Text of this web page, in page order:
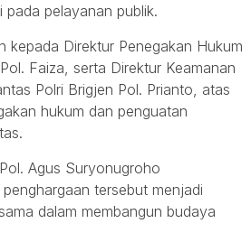
pelayanan publik.
kepada Direktur Penegakan Hukum
Faiza, serta Direktur Keamanan
Polri Brigjen Pol. Prianto, atas
hukum dan penguatan
Agus Suryonugroho
tersebut menjadi
dalam membangun budaya